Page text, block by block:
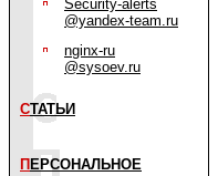
Security-alerts
@yandex-team.ru
nginx-ru
@sysoev.ru
СТАТЬИ
П ЕРСОНАЛЬНОЕ